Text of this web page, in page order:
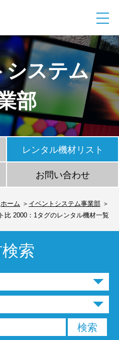
システム
部
レンタル機材リスト
お問い合わせ
ホーム
イベントシステム事業部
比 2000：1タグのレンタル機材一覧
索